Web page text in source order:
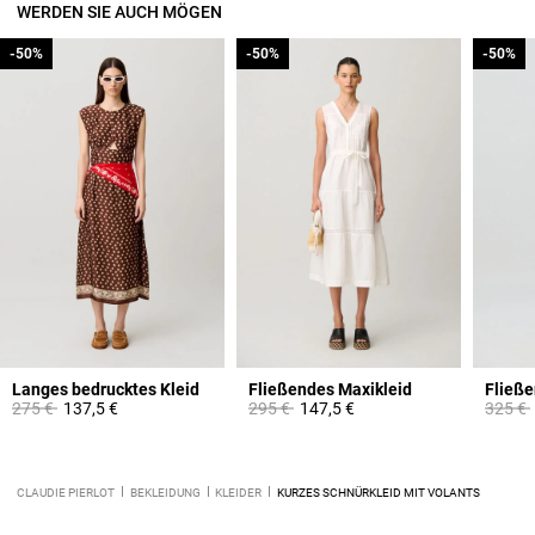
WERDEN SIE AUCH MÖGEN
Langes bedrucktes Kleid
Price reduced from
275 €to
-50%
137,5 €
-50%
Fließendes Maxikleid
Price reduced from
295 €to
-50%
147,5 €
-50%
Price
325 €
-50%
-50%
CLAUDIE PIERLOT BEKLEIDUNG KLEIDER KURZES SCHNÜRKLEID MIT VOLANTS